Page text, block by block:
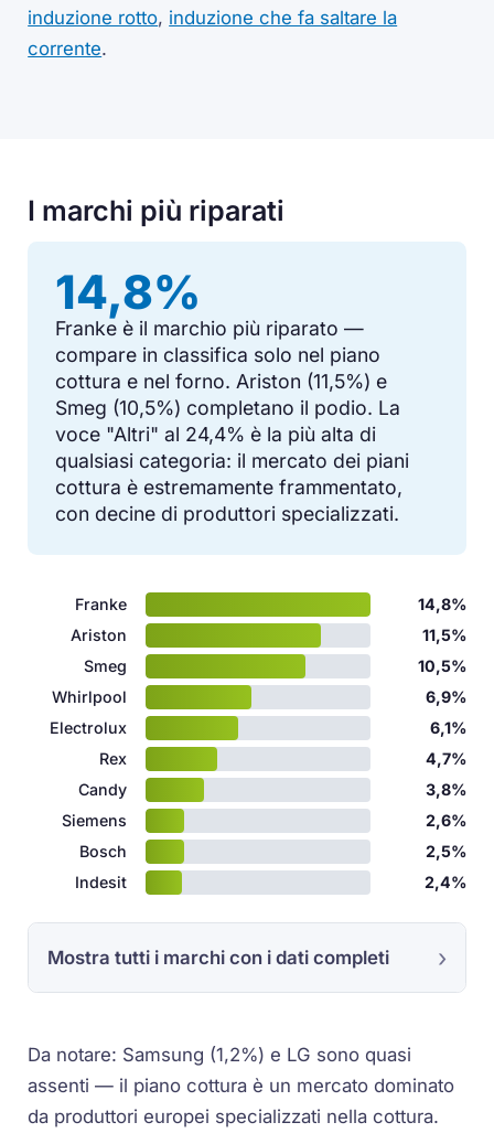
induzione rotto, induzione che fa saltare la
corrente.
I marchi più riparati
14,8%
Franke è il marchio più riparato —
compare in classifica solo nel piano
cottura e nel forno. Ariston (11,5%) e
Smeg (10,5%) completano il podio. La
voce "Altri" al 24,4% è la più alta di
qualsiasi categoria: il mercato dei piani
cottura è estremamente frammentato,
con decine di produttori specializzati.
Franke
14,8%
Ariston
11,5%
Smeg
10,5%
Whirlpool
6,9%
Electrolux
6,1%
Rex
4,7%
Candy
3,8%
Siemens
2,6%
Bosch
2,5%
Indesit
2,4%
Mostra tutti i marchi con i dati completi
Da notare: Samsung (1,2%) e LG sono quasi
assenti — il piano cottura è un mercato dominato
da produttori europei specializzati nella cottura.